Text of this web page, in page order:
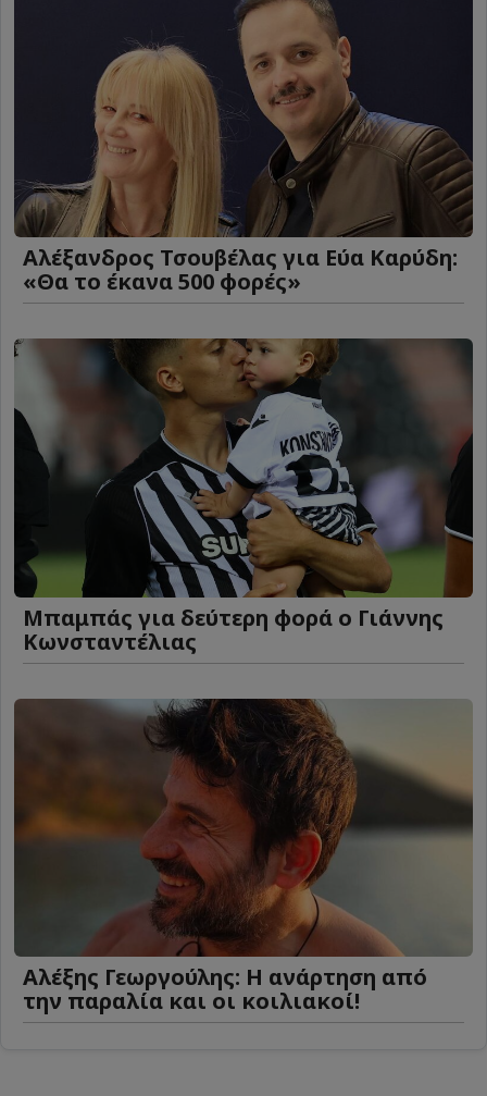
Αλέξανδρος Τσουβέλας για Εύα Καρύδη:
«Θα το έκανα 500 φορές»
Μπαμπάς για δεύτερη φορά ο Γιάννης
Κωνσταντέλιας
Αλέξης Γεωργούλης: Η ανάρτηση από
την παραλία και οι κοιλιακοί!